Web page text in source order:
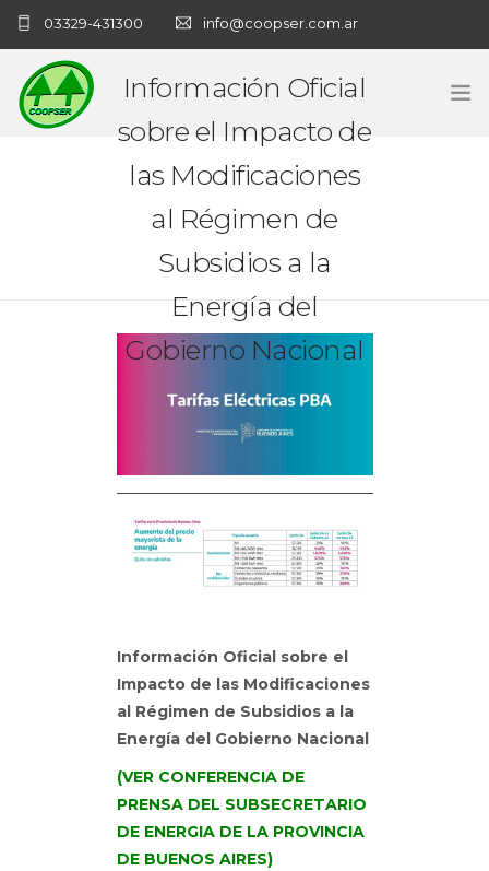
03329-431300 info@coopser.com.ar
ADMINISTRACIÓN
Información Oficial
sobre el Impacto de
las Modificaciones
al Régimen de
Subsidios a la
Energía del
Gobierno Nacional
Información Oficial sobre el
Impacto de las Modificaciones
al Régimen de Subsidios a la
Energía del Gobierno Nacional
(VER CONFERENCIA DE
PRENSA DEL SUBSECRETARIO
DE ENERGIA DE LA PROVINCIA
DE BUENOS AIRES)